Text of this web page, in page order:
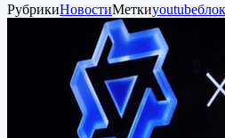
РубрикиНовостиМеткиyoutube